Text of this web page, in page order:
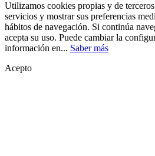
Utilizamos cookies propias y de
servicios y mostrar sus preferencias
hábitos de navegación. Si continúa
acepta su uso. Puede cambiar la
información en... Saber más
Acepto